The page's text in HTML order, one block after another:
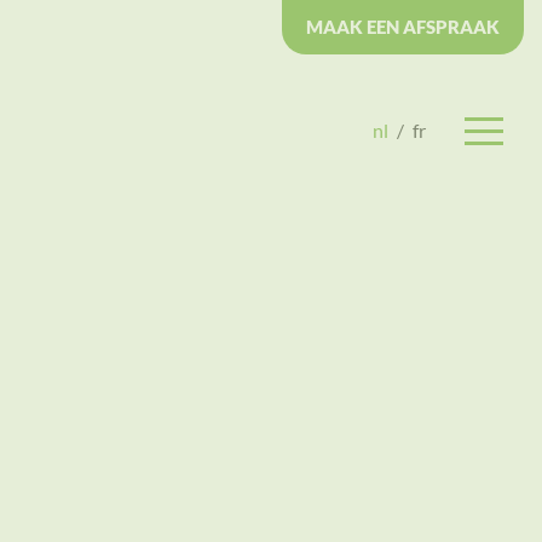
MAAK EEN AFSPRAAK
nl / fr